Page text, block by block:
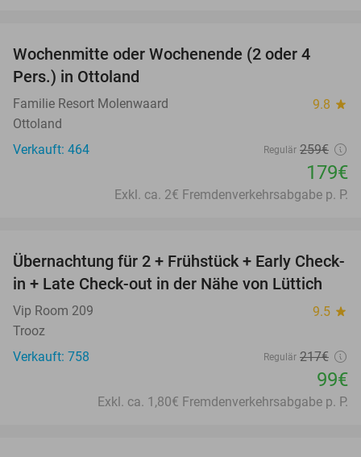
Wochenmitte oder Wochenende (2 oder 4
Pers.) in Ottoland
Familie Resort Molenwaard 9.8 star
Ottoland
Verkauft: 464
Regulär 259€
179€
Exkl. ca. 2€ Fremdenverkehrsabgabe p. P.
54%
Übernachtung für 2 + Frühstück + Early Check-
in + Late Check-out in der Nähe von Lüttich
Vip Room 209 9.5 star
Trooz
Verkauft: 758
Regulär 217€
99€
Exkl. ca. 1,80€ Fremdenverkehrsabgabe p. P.